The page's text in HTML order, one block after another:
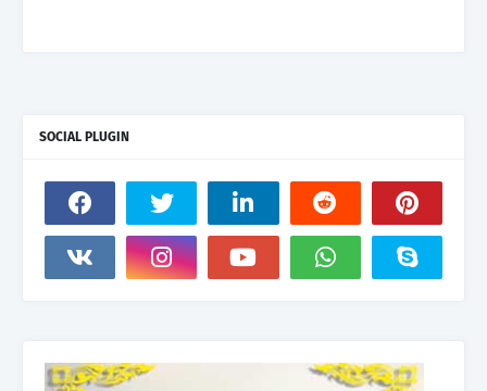
SOCIAL PLUGIN